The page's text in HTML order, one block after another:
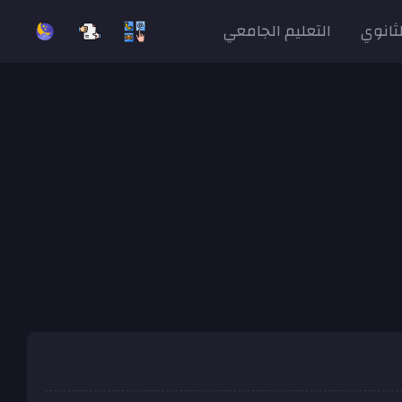
التعليم الجامعي